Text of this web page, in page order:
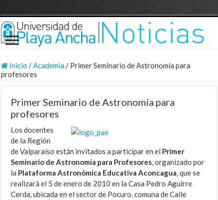
Inicio /Academia/ Primer Seminario de Astronomía para
profesores
Primer Seminario de Astronomía para
profesores
Los docentes
de la Región
de Valparaíso están invitados a participar en el Primer
Seminario de Astronomía para Profesores, organizado por
la Plataforma Astronómica Educativa Aconcagua, que se
realizará el 5 de enero de 2010 en la Casa Pedro Aguirre
Cerda, ubicada en el sector de Pocuro, comuna de Calle